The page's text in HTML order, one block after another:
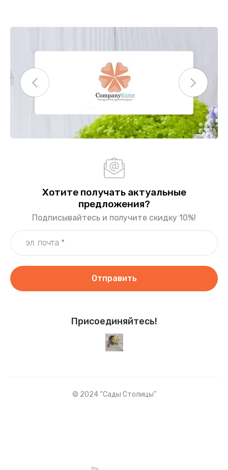
Присоединяйтесь!
Хотите получать актуальные
предложения?
Подписывайтесь и получите скидку 10%!
Отправить
© 2024 “Сады Столицы”